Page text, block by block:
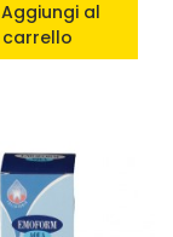
Aggiungi al
carrello